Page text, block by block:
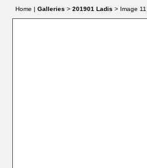
Home | Galleries > 201901 Ladis > Image 11